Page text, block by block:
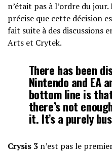
n’était pas à l’ordre du
précise que cette décision
fait suite à des discussions
Arts et Crytek.
There has been
Nintendo and EA
bottom line is
there’s not
it. It’s a purely
Crysis 3 n’est pas le